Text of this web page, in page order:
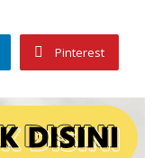
Pinterest